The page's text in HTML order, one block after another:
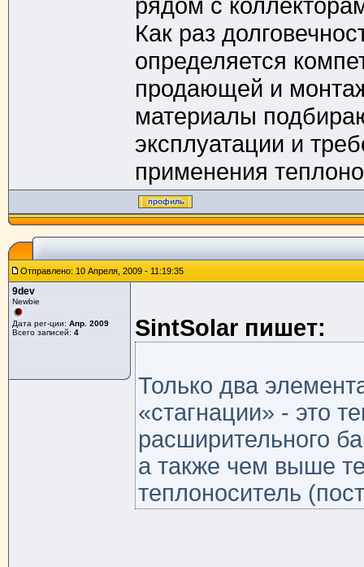
Как раз
определяется
продающей и
материалы
эксплуатации и
применения
Отправлено: 10 Апреля, 2009 - 11:19:35
9dev
Newbie
Дата рег-ции: Апр. 2009
Всего записей: 4 SintSolar пишет:
Только два
«стагнации» - это
расширительного
а также чем выше
теплоноситель